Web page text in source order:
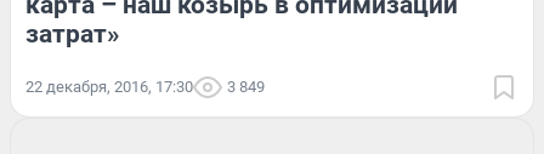
затрат»
22 декабря, 2016, 17:30 3 849